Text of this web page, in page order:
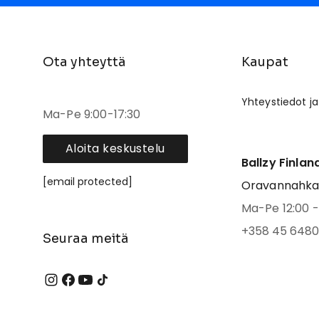
Ota yhteyttä
Ma-Pe 9:00-17:30
Aloita keskustelu
[email protected]
Seuraa meitä
Kaupat
Yhteystiedot
Ballzy
Ma-Pe 12:00 -
+358 45